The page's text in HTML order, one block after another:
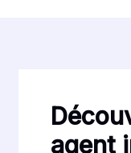
agent